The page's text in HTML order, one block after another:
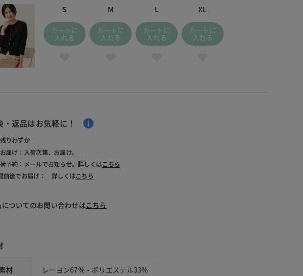
S
カートに
入れる
M
カートに
入れる
L
カートに
入れる
XL
カートに
入れる
・返品はお気軽に！
りわずか
届け：入荷次第、お届け。
予約：メールでお知らせ。詳しくはこちら
前後でお届け： 詳しくはこちら
についてのお問い合わせはこちら
素材 レーヨン67%・ポリエステル33%